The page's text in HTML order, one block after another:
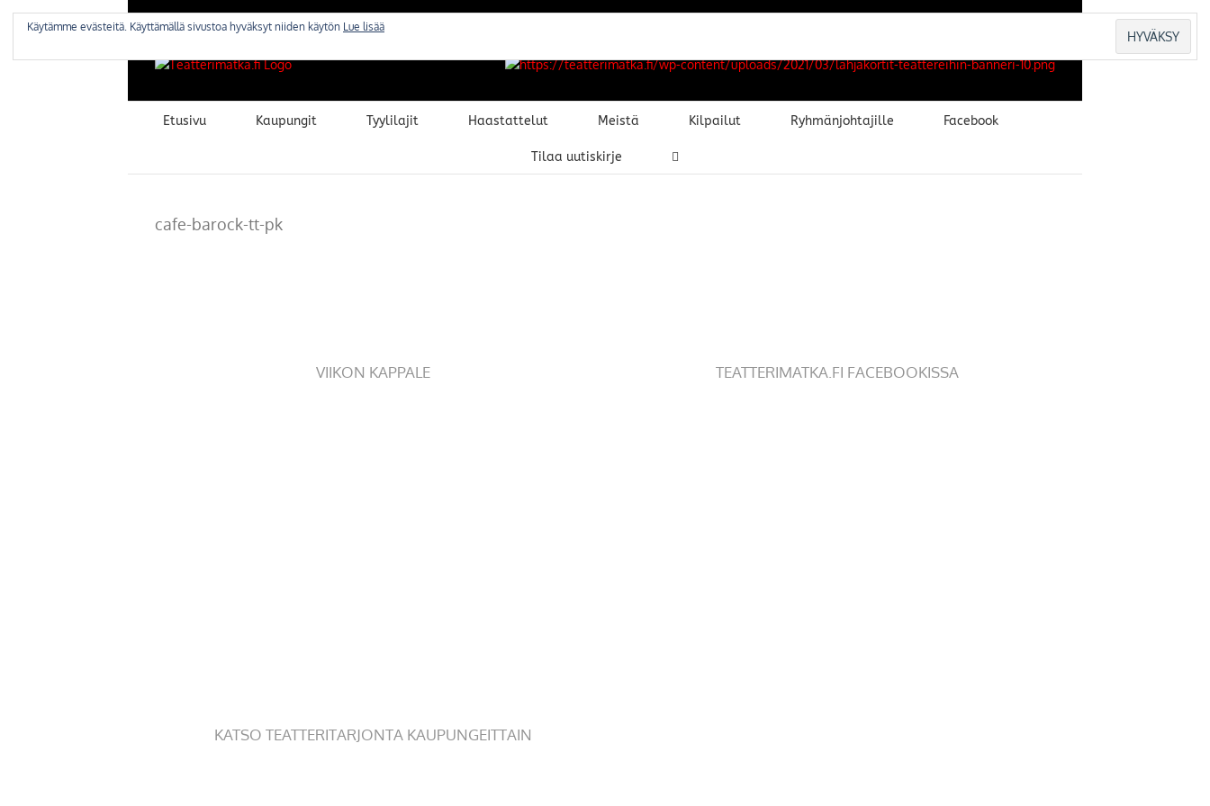
Etusivu Kaupungit Tyylilajit Haastattelut Meistä Kilpailut Ryhmänjohtajille Facebook
Tilaa uutiskirje
cafe-barock-tt-pk
VIIKON KAPPALE
KATSO TEATTERITARJONTA KAUPUNGEITTAIN
TEATTERIMATKA.FI FACEBOOKISSA
Käytämme evästeitä. Käyttämällä sivustoa hyväksyt niiden käytön Lue lisää